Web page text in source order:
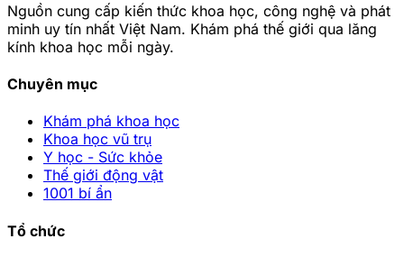
Nguồn cung cấp kiến thức khoa học, công nghệ và phát
minh uy tín nhất Việt Nam. Khám phá thế giới qua lăng
kính khoa học mỗi ngày.
Chuyên mục
Khám phá khoa học
Khoa học vũ trụ
Y học - Sức khỏe
Thế giới động vật
1001 bí ẩn
Tổ chức